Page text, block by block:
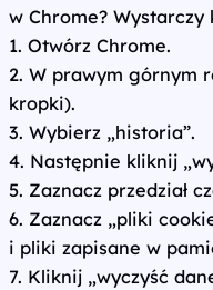
w Chrome?
1. Otwórz Chrome.
2. W prawym górnym
kropki).
3. Wybierz „historia”.
4. Następnie kliknij
5. Zaznacz przedział
6. Zaznacz „pliki
i pliki zapisane w
7. Kliknij „wyczyść